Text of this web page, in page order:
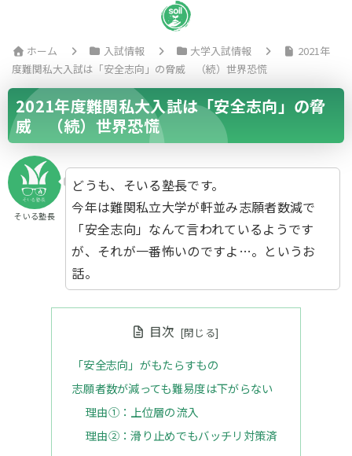
ホーム 入試情報 大学入試情報
2021年
度難関私大入試は「安全志向」の脅威 （続）世界恐慌
2021年度難関私大入試は「安全志向」の脅
威 （続）世界恐慌
そいる塾長
どうも、そいる塾長です。
今年は難関私立大学が軒並み志願者数減で
「安全志向」なんて言われているようです
が、それが一番怖いのですよ…。というお
話。
目次
「安全志向」がもたらすもの
志願者数が減っても難易度は下がらない
理由①：上位層の流入
理由②：滑り止めでもバッチリ対策済